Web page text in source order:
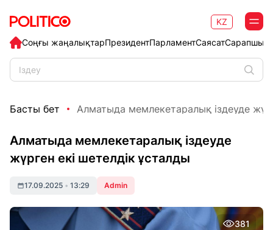
Соңғы жаңалықтарПрезидентПарламентСаясат
KZ
Басты бет Алматыда мемлекетаралық іздеуде
Алматыда мемлекетаралық іздеуде
жүрген екі шетелдік ұсталды
17.09.2025 • 13:29 Admin
381